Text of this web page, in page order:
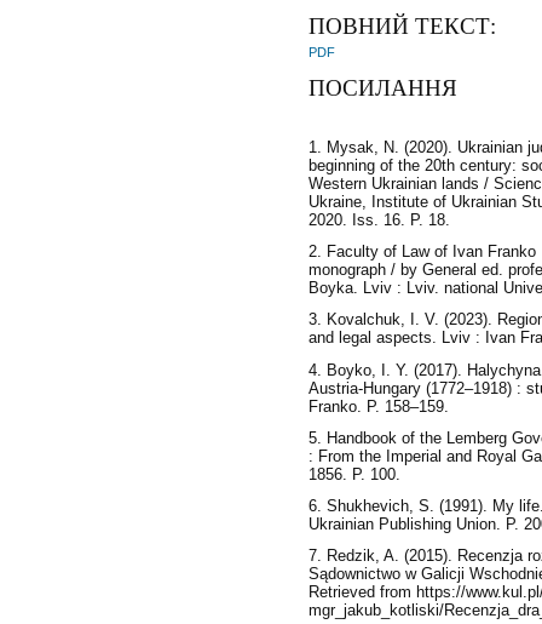
ПОВНИЙ ТЕКСТ:
PDF
ПОСИЛАННЯ
1. Mysak, N. (2020). Ukrainian
beginning of the 20th century:
Western Ukrainian lands /
Ukraine, Institute of Ukrainian
2020. Iss. 16. P. 18.
2. Faculty of Law of Ivan
monograph / by General ed.
Boyka. Lviv : Lviv. national
3. Kovalchuk, I. V. (2023).
and legal aspects. Lviv : Ivan
4. Boyko, I. Y. (2017).
Austria-Hungary (1772–1918) :
Franko. P. 158–159.
5. Handbook of the Lemberg
: From the Imperial and Royal
1856. P. 100.
6. Shukhevich, S. (1991). My
Ukrainian Publishing Union. P.
7. Redzik, A. (2015). Recenzja
Sądownictwo w Galicji
Retrieved from https://
mgr_jakub_kotliski/